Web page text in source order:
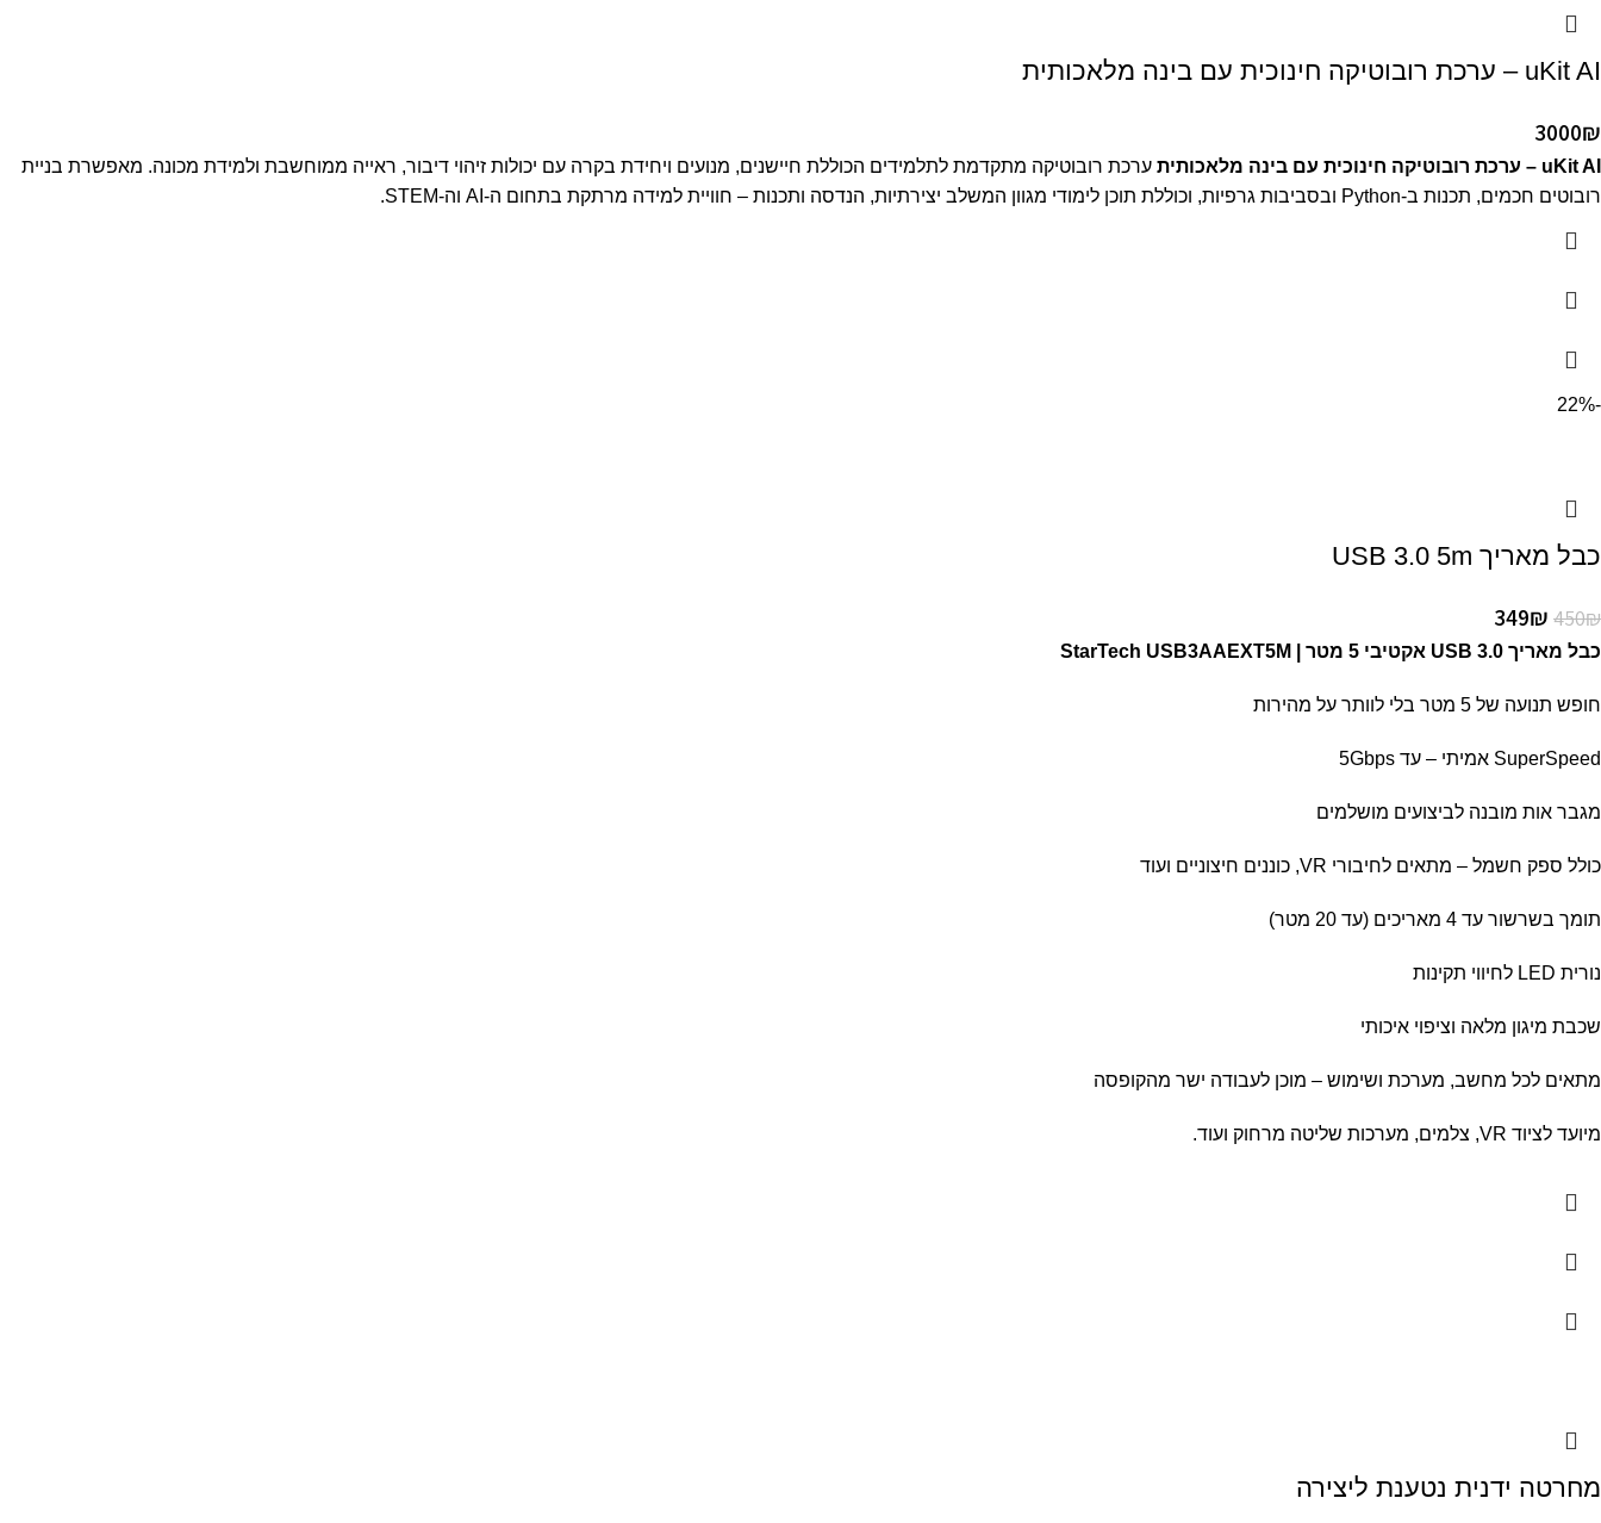
uKit AI – ערכת רובוטיקה חינוכית עם בינה מלאכותית
3000₪
uKit AI – ערכת רובוטיקה חינוכית עם בינה מלאכותית
ערכת רובוטיקה מתקדמת לתלמידים הכוללת חיישנים, מנועים ויחידת בקרה עם יכולות זיהוי דיבור, ראייה ממוחשבת ולמידת מכונה. מאפשרת בניית
רובוטים חכמים, תכנות ב-Python ובסביבות גרפיות, וכוללת תוכן לימודי מגוון המשלב יצירתיות, הנדסה ותכנות – חוויית למידה מרתקת בתחום ה-AI וה-STEM.
-22%
כבל מאריך USB 3.0 5m
450₪
349₪
כבל מאריך USB 3.0 אקטיבי 5 מטר | StarTech USB3AAEXT5M
חופש תנועה של 5 מטר בלי לוותר על מהירות
SuperSpeed אמיתי – עד 5Gbps
מגבר אות מובנה לביצועים מושלמים
כולל ספק חשמל – מתאים לחיבורי VR, כוננים חיצוניים ועוד
תומך בשרשור עד 4 מאריכים (עד 20 מטר)
נורית LED לחיווי תקינות
שכבת מיגון מלאה וציפוי איכותי
מתאים לכל מחשב, מערכת ושימוש – מוכן לעבודה ישר מהקופסה
מיועד לציוד VR, צלמים, מערכות שליטה מרחוק ועוד.
מחרטה ידנית נטענת ליצירה